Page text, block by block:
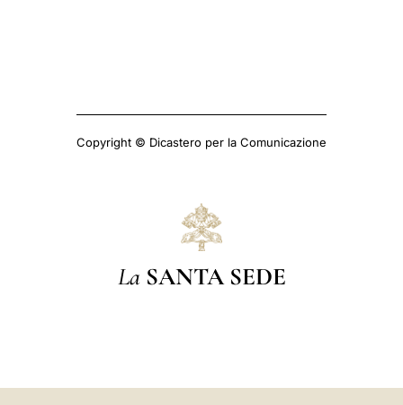
Copyright © Dicastero per la Comunicazione
La SANTA SEDE